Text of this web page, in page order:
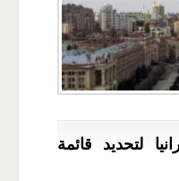
لتحديد قائمة